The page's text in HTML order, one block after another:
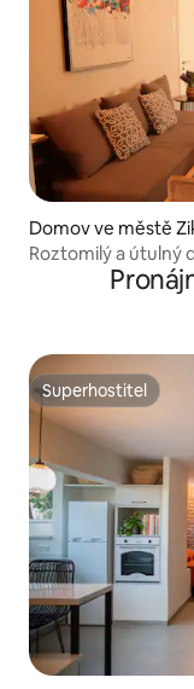
Domov ve městě
Roztomilý a útulný
Superhostitel
Superhostitel